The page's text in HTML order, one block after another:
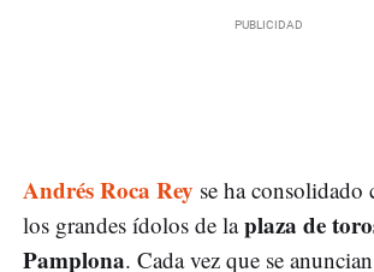
Andrés Roca Rey se ha
los grandes ídolos de laplaza de
Pamplona. Cada vez que se